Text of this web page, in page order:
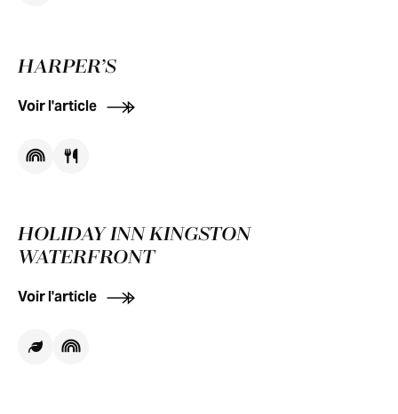
HARPER’S
Voir l'article
HOLIDAY INN KINGSTON
WATERFRONT
Voir l'article